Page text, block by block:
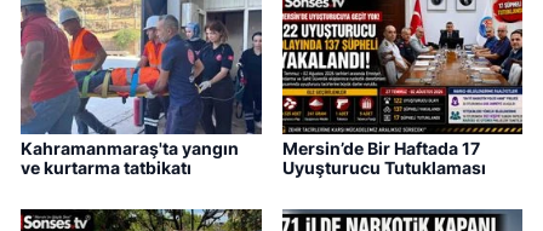
Kahramanmaraş'ta yangın
ve kurtarma tatbikatı
Mersin’de Bir Haftada 17
Uyuşturucu Tutuklaması